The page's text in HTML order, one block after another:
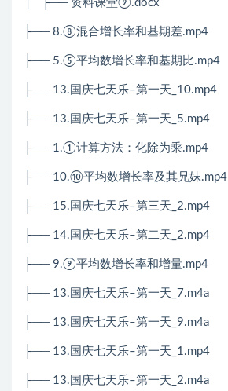
│ ├── 资料课堂⑨.docx
├── 8.⑧混合增长率和基期差.mp4
├── 5.⑤平均数增长率和基期比.mp4
├── 13.国庆七天乐–第一天_10.mp4
├── 13.国庆七天乐–第一天_5.mp4
├── 1.①计算方法：化除为乘.mp4
├── 10.⑩平均数增长率及其兄妹.mp4
├── 15.国庆七天乐–第三天_2.mp4
├── 14.国庆七天乐–第二天_2.mp4
├── 9.⑨平均数增长率和增量.mp4
├── 13.国庆七天乐–第一天_7.m4a
├── 13.国庆七天乐–第一天_9.m4a
├── 13.国庆七天乐–第一天_1.mp4
├── 13.国庆七天乐–第一天_2.m4a